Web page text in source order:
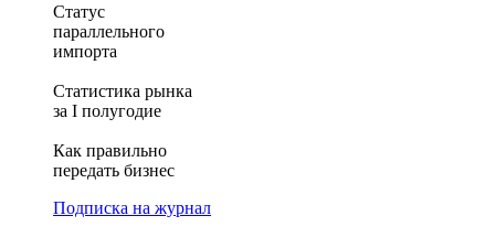
Статус
параллельного
импорта
Статистика рынка
за I полугодие
Как правильно
передать бизнес
Подписка на журнал